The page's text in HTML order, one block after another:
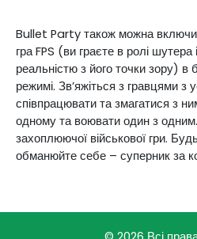
Bullet Party також можна
гра FPS (ви граєте в ролі шутера
реальністю з його точки зору) в
режимі. Зв’яжіться з гравцями з
співпрацювати та змагатися з
одному та воювати один з
захоплюючої військової гри.
обманюйте себе – суперник за